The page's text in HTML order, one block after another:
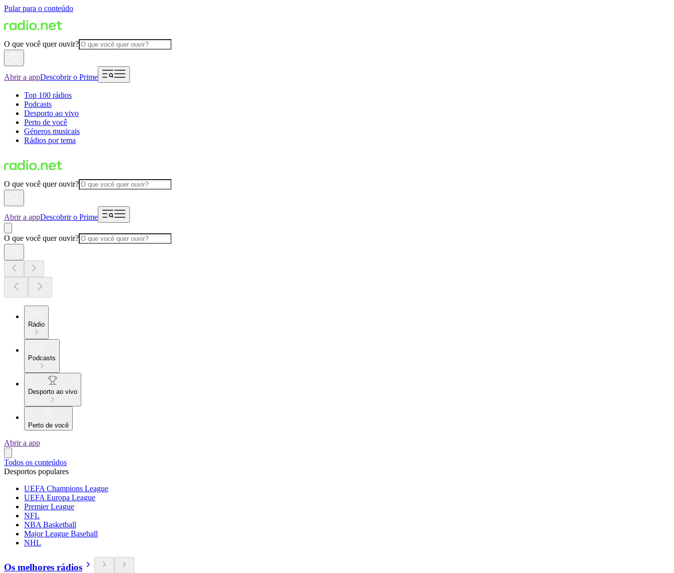
Pular para o conteúdo
O que você quer ouvir?
Abrir a appDescobrir o Prime
Top 100 rádios
Podcasts
Desporto ao vivo
Perto de você
Géneros musicais
Rádios por tema
O que você quer ouvir?
Abrir a appDescobrir o Prime
O que você quer ouvir?
Rádio
Podcasts
Desporto ao vivo
Perto de você
Abrir a app
Todos os conteúdos
Desportos populares
UEFA Champions League
UEFA Europa League
Premier League
NFL
NBA Basketball
Major League Baseball
NHL
Os melhores rádios